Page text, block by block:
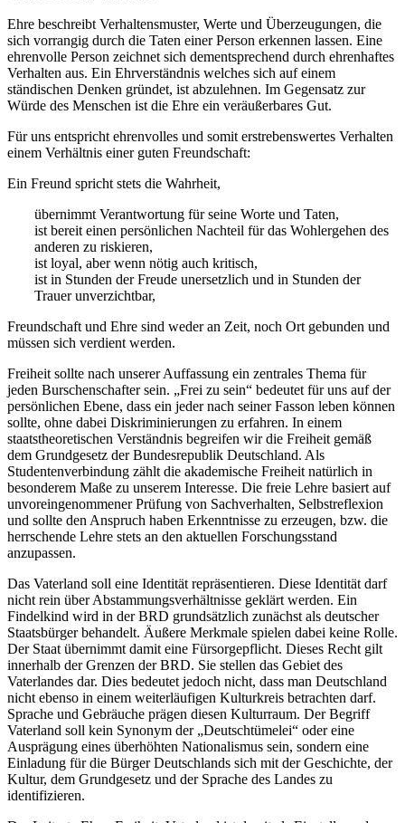
Ehre beschreibt Verhaltensmuster, Werte und Überzeugungen, die
sich vorrangig durch die Taten einer Person erkennen lassen. Eine
ehrenvolle Person zeichnet sich dementsprechend durch ehrenhaftes
Verhalten aus. Ein Ehrverständnis welches sich auf einem
ständischen Denken gründet, ist abzulehnen. Im Gegensatz zur
Würde des Menschen ist die Ehre ein veräußerbares Gut.
Für uns entspricht ehrenvolles und somit erstrebenswertes Verhalten
einem Verhältnis einer guten Freundschaft:
Ein Freund spricht stets die Wahrheit,
übernimmt Verantwortung für seine Worte und Taten,
ist bereit einen persönlichen Nachteil für das Wohlergehen des
anderen zu riskieren,
ist loyal, aber wenn nötig auch kritisch,
ist in Stunden der Freude unersetzlich und in Stunden der
Trauer unverzichtbar,
Freundschaft und Ehre sind weder an Zeit, noch Ort gebunden und
müssen sich verdient werden.
Freiheit sollte nach unserer Auffassung ein zentrales Thema für
jeden Burschenschafter sein. „Frei zu sein“ bedeutet für uns auf der
persönlichen Ebene, dass ein jeder nach seiner Fasson leben können
sollte, ohne dabei Diskriminierungen zu erfahren. In einem
staatstheoretischen Verständnis begreifen wir die Freiheit gemäß
dem Grundgesetz der Bundesrepublik Deutschland. Als
Studentenverbindung zählt die akademische Freiheit natürlich in
besonderem Maße zu unserem Interesse. Die freie Lehre basiert auf
unvoreingenommener Prüfung von Sachverhalten, Selbstreflexion
und sollte den Anspruch haben Erkenntnisse zu erzeugen, bzw. die
herrschende Lehre stets an den aktuellen Forschungsstand
anzupassen.
Das Vaterland soll eine Identität repräsentieren. Diese Identität darf
nicht rein über Abstammungsverhältnisse geklärt werden. Ein
Findelkind wird in der BRD grundsätzlich zunächst als deutscher
Staatsbürger behandelt. Äußere Merkmale spielen dabei keine Rolle.
Der Staat übernimmt damit eine Fürsorgepflicht. Dieses Recht gilt
innerhalb der Grenzen der BRD. Sie stellen das Gebiet des
Vaterlandes dar. Dies bedeutet jedoch nicht, dass man Deutschland
nicht ebenso in einem weiterläufigen Kulturkreis betrachten darf.
Sprache und Gebräuche prägen diesen Kulturraum. Der Begriff
Vaterland soll kein Synonym der „Deutschtümelei“ oder eine
Ausprägung eines überhöhten Nationalismus sein, sondern eine
Einladung für die Bürger Deutschlands sich mit der Geschichte, der
Kultur, dem Grundgesetz und der Sprache des Landes zu
identifizieren.